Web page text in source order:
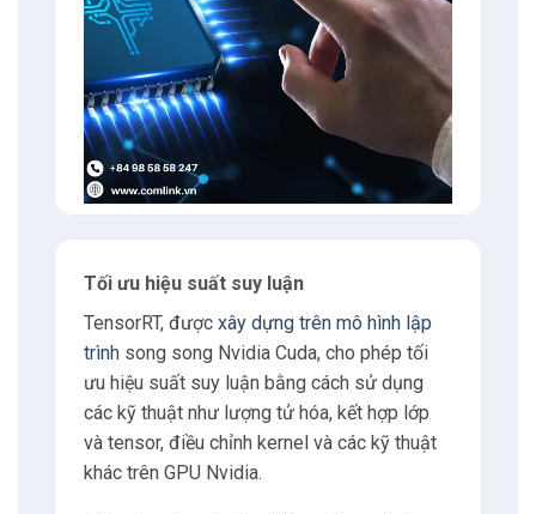
Có thể bạn quan tâm
8.1 Nguyễn Xuân Hoàng
Liên hệ
9.2 Giờ làm việc
E-mail
9.4 Phone
Tối ưu hiệu suất suy luận
TensorRT, được xây dựng trên mô hình lập
trìnhsong song Nvidia Cuda, cho phép tối
ưu hiệu suất suy luận bằng cách sử dụng
các kỹ thuật như lượng tử hóa, kết hợp lớp
và tensor, điều chỉnh kernel và các kỹ thuật
khác trên GPU Nvidia.